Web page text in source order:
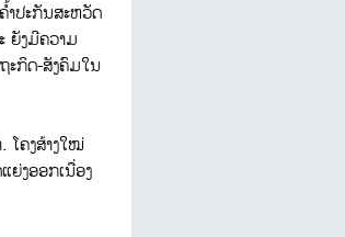
ຳປະກັນສະຫວັດ
ຍັງມີຄວາມ
ະກິດ-ສັງຄົມໃນ
ໂຄງສ້າງໃໝ່
ງອອກເນື່ອງ